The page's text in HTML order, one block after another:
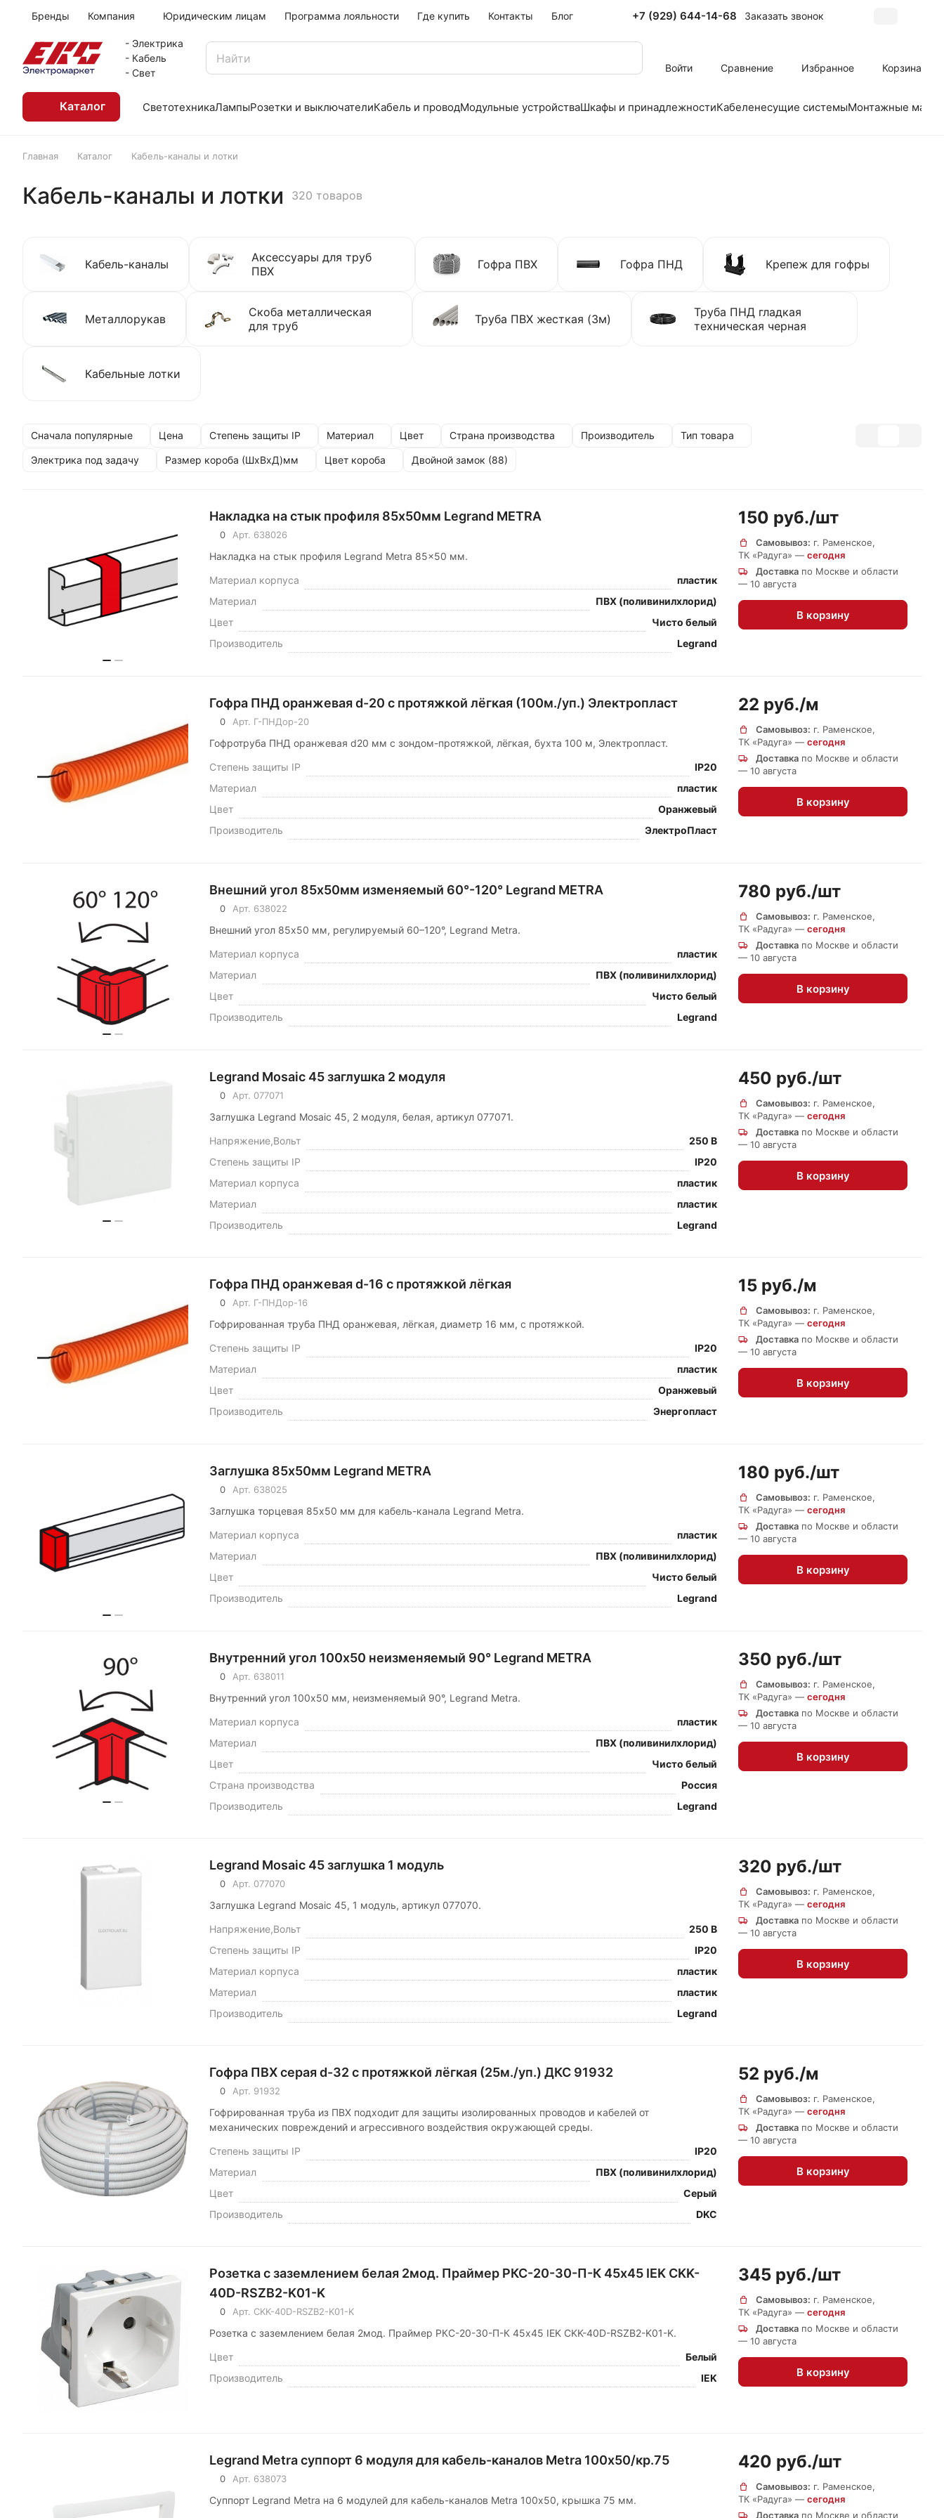
Бренды Компания Юридическим лицам Программа лояльности Где купить Контакты Блог +7 (929) 644-14-68 Заказать звонок
- Электрика
- Кабель
- Свет
Войти Сравнение Избранное Корзина
Каталог СветотехникаЛампыРозетки и выключателиКабель и проводМодульные устройстваШкафы и принадлежностиКабеленесущие системыМонтажные
Главная Каталог Кабель-каналы и лотки
Кабель-каналы и лотки 320 товаров
Кабель-каналы
Аксессуары для труб
ПВХ
Гофра ПВХ Гофра ПНД Крепеж для гофры
Металлорукав
Скоба металлическая
для труб
Труба ПВХ жесткая (3м)
Труба ПНД гладкая
техническая черная
Кабельные лотки
Сначала популярные Цена Степень защиты IP Материал Цвет Страна производства Производитель Тип товара
Электрика под задачу Размер короба (ШхВхД)мм Цвет короба Двойной замок (88)
Накладка на стык профиля 85х50мм Legrand METRA
0 Арт. 638026
Накладка на стык профиля Legrand Metra 85×50 мм.
Материал корпуса
пластик
Материал
ПВХ (поливинилхлорид)
Цвет
Чисто белый
Производитель
Legrand
150 руб./шт
Самовывоз: г. Раменское,
ТК «Радуга» — сегодня
Доставка по Москве и области
— 10 августа
В корзину
Гофра ПНД оранжевая d-20 с протяжкой лёгкая (100м./уп.) Электропласт
0 Арт. Г-ПНДор-20
Гофротруба ПНД оранжевая d20 мм с зондом-протяжкой, лёгкая, бухта 100 м, Электропласт.
Степень защиты IP
IP20
Материал
пластик
Цвет
Оранжевый
Производитель
ЭлектроПласт
22 руб./м
Самовывоз: г. Раменское,
ТК «Радуга» — сегодня
Доставка по Москве и области
— 10 августа
В корзину
Внешний угол 85х50мм изменяемый 60°-120° Legrand METRA
0 Арт. 638022
Внешний угол 85х50 мм, регулируемый 60–120°, Legrand Metra.
Материал корпуса
пластик
Материал
ПВХ (поливинилхлорид)
Цвет
Чисто белый
Производитель
Legrand
780 руб./шт
Самовывоз: г. Раменское,
ТК «Радуга» — сегодня
Доставка по Москве и области
— 10 августа
В корзину
Legrand Мosaic 45 заглушка 2 модуля
0 Арт. 077071
Заглушка Legrand Mosaic 45, 2 модуля, белая, артикул 077071.
Напряжение,Вольт
250 В
Степень защиты IP
IP20
Материал корпуса
пластик
Материал
пластик
Производитель
Legrand
450 руб./шт
Самовывоз: г. Раменское,
ТК «Радуга» — сегодня
Доставка по Москве и области
— 10 августа
В корзину
Гофра ПНД оранжевая d-16 с протяжкой лёгкая
0 Арт. Г-ПНДор-16
Гофрированная труба ПНД оранжевая, лёгкая, диаметр 16 мм, с протяжкой.
Степень защиты IP
IP20
Материал
пластик
Цвет
Оранжевый
Производитель
Энергопласт
15 руб./м
Самовывоз: г. Раменское,
ТК «Радуга» — сегодня
Доставка по Москве и области
— 10 августа
В корзину
Заглушка 85х50мм Legrand METRA
0 Арт. 638025
Заглушка торцевая 85х50 мм для кабель-канала Legrand Metra.
Материал корпуса
пластик
Материал
ПВХ (поливинилхлорид)
Цвет
Чисто белый
Производитель
Legrand
180 руб./шт
Самовывоз: г. Раменское,
ТК «Радуга» — сегодня
Доставка по Москве и области
— 10 августа
В корзину
Внутренний угол 100х50 неизменяемый 90° Legrand METRA
0 Арт. 638011
Внутренний угол 100х50 мм, неизменяемый 90°, Legrand Metra.
Материал корпуса
пластик
Материал
ПВХ (поливинилхлорид)
Цвет
Чисто белый
Страна производства
Россия
Производитель
Legrand
350 руб./шт
Самовывоз: г. Раменское,
ТК «Радуга» — сегодня
Доставка по Москве и области
— 10 августа
В корзину
Legrand Мosaic 45 заглушка 1 модуль
0 Арт. 077070
Заглушка Legrand Mosaic 45, 1 модуль, артикул 077070.
Напряжение,Вольт
250 В
Степень защиты IP
IP20
Материал корпуса
пластик
Материал
пластик
Производитель
Legrand
320 руб./шт
Самовывоз: г. Раменское,
ТК «Радуга» — сегодня
Доставка по Москве и области
— 10 августа
В корзину
Гофра ПВХ серая d-32 с протяжкой лёгкая (25м./уп.) ДКС 91932
0 Арт. 91932
Гофрированная труба из ПВХ подходит для защиты изолированных проводов и кабелей от
механических повреждений и агрессивного воздействия окружающей среды.
Степень защиты IP
IP20
Материал
ПВХ (поливинилхлорид)
Цвет
Серый
Производитель
DKC
52 руб./м
Самовывоз: г. Раменское,
ТК «Радуга» — сегодня
Доставка по Москве и области
— 10 августа
В корзину
Розетка с заземлением белая 2мод. Праймер РКС-20-30-П-К 45х45 IEK CKK-
40D-RSZB2-K01-K
0 Арт. CKK-40D-RSZB2-K01-K
Розетка с заземлением белая 2мод. Праймер РКС-20-30-П-К 45х45 IEK CKK-40D-RSZB2-K01-K.
Цвет
Белый
Производитель
IEK
345 руб./шт
Самовывоз: г. Раменское,
ТК «Радуга» — сегодня
Доставка по Москве и области
— 10 августа
В корзину
Legrand Metra суппорт 6 модуля для кабель-каналов Metra 100х50/кр.75
0 Арт. 638073
Суппорт Legrand Metra на 6 модулей для кабель-каналов Metra 100х50, крышка 75 мм.
420 руб./шт
Самовывоз: г. Раменское,
ТК «Радуга» — сегодня
Доставка по Москве и области